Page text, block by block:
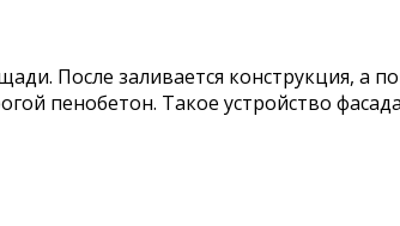
После заливается конструкция, а
пенобетон. Такое устройство